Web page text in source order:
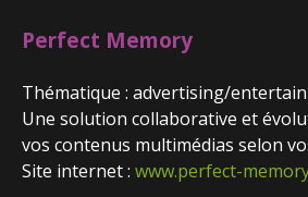
Perfect Memory
Thématique : advertising/
Une solution collaborative et
vos contenus multimédias selon
Site internet : www.perfect-